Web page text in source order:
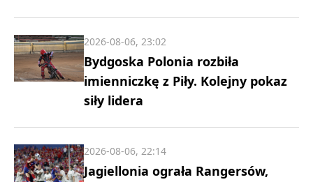
Bydgoska Polonia rozbiła
imienniczkę z Piły. Kolejny pokaz
siły lidera
2026-08-06, 23:02
Jagiellonia ograła Rangersów,
2026-08-06, 22:14